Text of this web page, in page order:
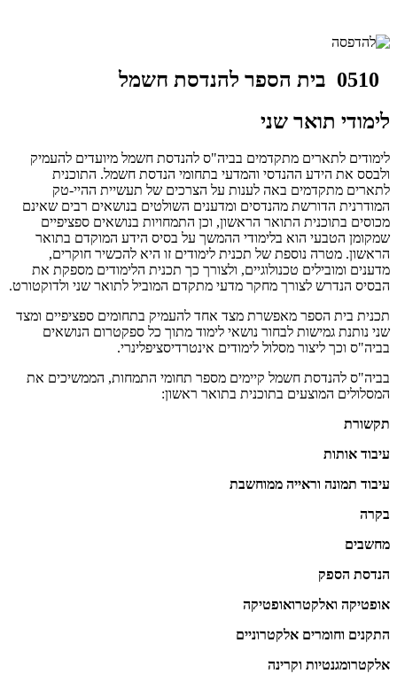
לימודי תואר שני
לימודים לתארים מתקדמים בביה"ס להנדסת חשמל מיועדים להעמיק
ולבסס את הידע ההנדסי והמדעי בתחומי הנדסת חשמל. התוכנית
לתארים מתקדמים באה לענות על הצרכים של תעשיית ההיי-טק
המודרנית הדורשת מהנדסים ומדענים השולטים בנושאים רבים שאינם
מכוסים בתוכנית התואר הראשון, וכן התמחויות בנושאים ספציפיים
שמקומן הטבעי הוא בלימודי ההמשך על בסיס הידע המוקדם בתואר
הראשון. מטרה נוספת של תכנית לימודים זו היא להכשיר חוקרים,
מדענים ומובילים טכנולוגיים, ולצורך כך תכנית הלימודים מספקת את
הבסיס הנדרש לצורך מחקר מדעי מתקדם המוביל לתואר שני ולדוקטורט.
תכנית בית הספר מאפשרת מצד אחד להעמיק בתחומים ספציפיים ומצד
שני נותנת גמישות לבחור נושאי לימוד מתוך כל ספקטרום הנושאים
בביה"ס וכך ליצור מסלול לימודים אינטרדיסציפלינרי.
בביה"ס להנדסת חשמל קיימים מספר תחומי התמחות, הממשיכים את
המסלולים המוצעים בתוכנית בתואר ראשון:
תקשורת
עיבוד אותות
עיבוד תמונה וראייה ממוחשבת
בקרה
מחשבים
הנדסת הספק
אופטיקה ואלקטרואופטיקה
התקנים וחומרים אלקטרוניים
אלקטרומגנטיות וקרינה